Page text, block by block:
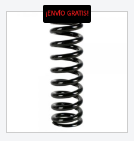
¡ENVÍO GRATIS!